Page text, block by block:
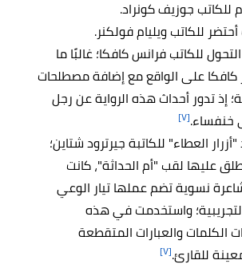
للكاتب جوزيف كونراد.
للكاتب ويليام فولكنر.
للكاتب فرانس كافكا؛ غالبًا ما
كافكا على الواقع مع إضافة مصطلحات
إذ تدور أحداث هذه الرواية عن رجل
خنفساء.[٧]
العطاء" للكاتبة جيرترود شتاين؛
عليها لقب "أم الحداثة"، كانت
نسوية تضم عملها تيار الوعي
واستخدمت في هذه
الكلمات والعبارات المتقطعة
للقارئ.[٧]